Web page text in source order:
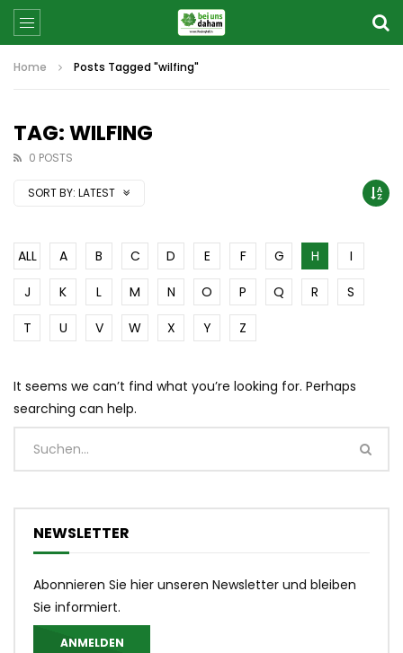
Home Posts Tagged "wilfing"
TAG: WILFING
0 POSTS
SORT BY: LATEST
ALL A B C D E F G H
I
J
K L M N O P Q R
S
T
U V W X Y Z
It seems we can’t find what you’re looking for. Perhaps
searching can help.
NEWSLETTER
Abonnieren Sie hier unseren Newsletter und bleiben
Sie informiert.
ANMELDEN